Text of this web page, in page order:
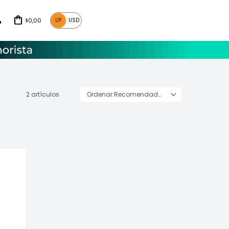
$0,00 UY USD
2 artículos Recomendados